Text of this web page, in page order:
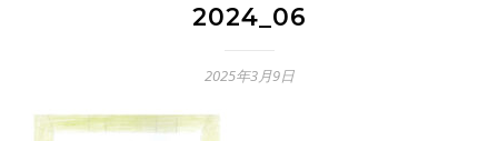
2024_06
2025年3月9日